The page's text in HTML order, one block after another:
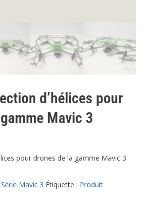
d’hélices pour
Mavic 3
pour drones de la gamme Mavic 3
Mavic 3 Étiquette : Produit